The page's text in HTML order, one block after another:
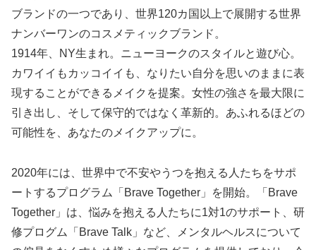
ブランドの一つであり、世界120カ国以上で展開する世界
ナンバーワンのコスメティックブランド。
1914年、NY生まれ。ニューヨークのスタイルと遊び心。
カワイイもカッコイイも、なりたい自分を思いのままに表
現することができるメイクを提案。女性の強さを最大限に
引き出し、そして保守的ではなく革新的。あふれるほどの
可能性を、あなたのメイクアップに。
2020年には、世界中で不安やうつを抱える人たちをサポ
ートするプログラム「Brave Together」を開始。「Brave
Together」は、悩みを抱える人たちに1対1のサポート、研
修プログム「Brave Talk」など、メンタルヘルスについて